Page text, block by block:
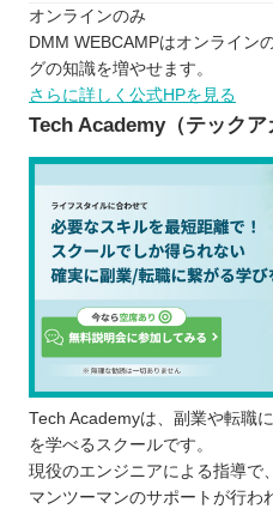
オンラインのみ
DMM WEBCAMPはオンライン
グの知識を増やせます。
さらに詳しく公式HPを見る
Tech Academy（テックア
Tech Academyは、副業や転職
を学べるスクールです。
現役のエンジニアによる指導で
マンツーマンのサポートが行わ